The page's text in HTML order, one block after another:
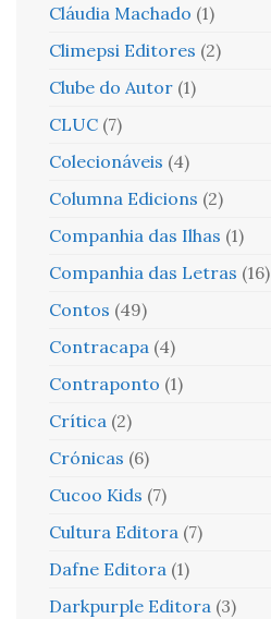
Cláudia Machado (1)
Climepsi Editores (2)
Clube do Autor (1)
CLUC (7)
Colecionáveis (4)
Columna Edicions (2)
Companhia das Ilhas (1)
Companhia das Letras (16)
Contos (49)
Contracapa (4)
Contraponto (1)
Crítica (2)
Crónicas (6)
Cucoo Kids (7)
Cultura Editora (7)
Dafne Editora (1)
Darkpurple Editora (3)